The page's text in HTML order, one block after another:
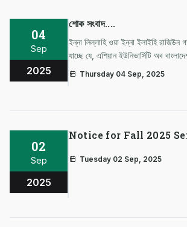
04
Sep
2025
শোক সংবাদ....
ইন্না লিল্লাহি ওয়া ইন্না ইলাইহি রাজিউন গভীর শোকের সাথে জানানো
যাচ্ছে যে, এশিয়ান ইউনিভার্সিটি অব
অফিসার মুস্তাফিজুর রহমান ভাই আজ সকাল
ইন্সটিটিউটে হার্ট অ্যাটাক জনিত কারণে
Thursday 04 Sep, 2025
02
Sep
2025
Notice for Fall 2025
Tuesday 02 Sep, 2025